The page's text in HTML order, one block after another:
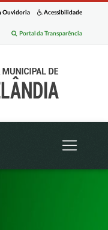
Acessibilidade
Ouvidoria
Portal da Transparência